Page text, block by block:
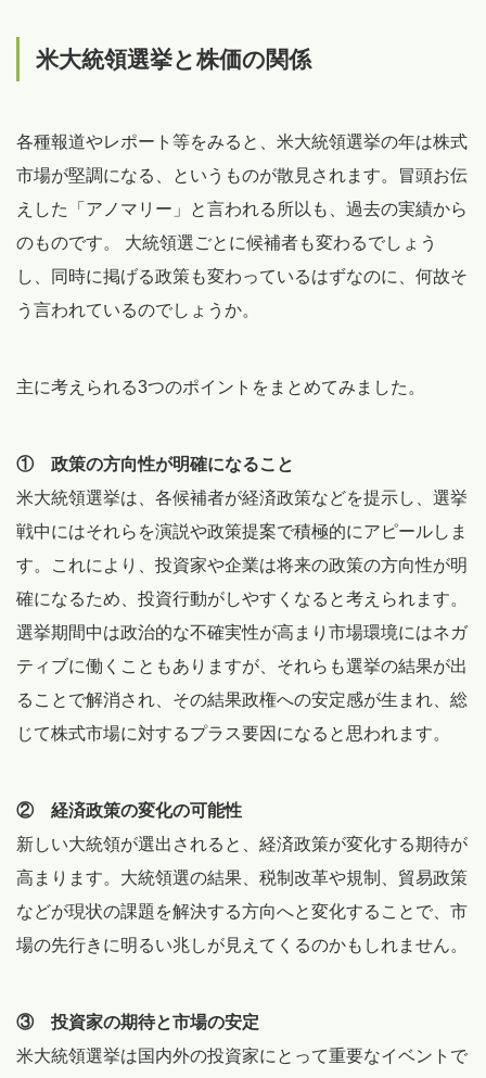
米大統領選挙と株価の関係
各種報道やレポート等をみると、米大統領選挙の年は株式
市場が堅調になる、というものが散見されます。冒頭お伝
えした「アノマリー」と言われる所以も、過去の実績から
のものです。 大統領選ごとに候補者も変わるでしょう
し、同時に掲げる政策も変わっているはずなのに、何故そ
う言われているのでしょうか。
主に考えられる3つのポイントをまとめてみました。
① 政策の方向性が明確になること
米大統領選挙は、各候補者が経済政策などを提示し、選挙
戦中にはそれらを演説や政策提案で積極的にアピールしま
す。これにより、投資家や企業は将来の政策の方向性が明
確になるため、投資行動がしやすくなると考えられます。
選挙期間中は政治的な不確実性が高まり市場環境にはネガ
ティブに働くこともありますが、それらも選挙の結果が出
ることで解消され、その結果政権への安定感が生まれ、総
じて株式市場に対するプラス要因になると思われます。
② 経済政策の変化の可能性
新しい大統領が選出されると、経済政策が変化する期待が
高まります。大統領選の結果、税制改革や規制、貿易政策
などが現状の課題を解決する方向へと変化することで、市
場の先行きに明るい兆しが見えてくるのかもしれません。
③ 投資家の期待と市場の安定
米大統領選挙は国内外の投資家にとって重要なイベントで